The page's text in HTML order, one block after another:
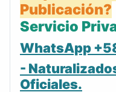
Publicación?
Servicio
WhatsApp
-
Oficiales.